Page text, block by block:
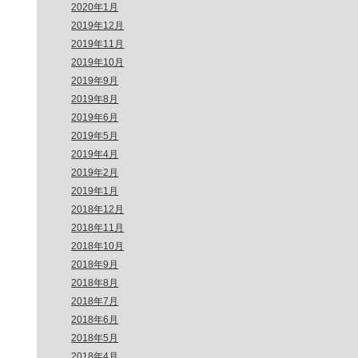
2020年1月
2019年12月
2019年11月
2019年10月
2019年9月
2019年8月
2019年6月
2019年5月
2019年4月
2019年2月
2019年1月
2018年12月
2018年11月
2018年10月
2018年9月
2018年8月
2018年7月
2018年6月
2018年5月